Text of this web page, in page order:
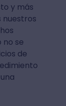
y más
nuestros
no se
de